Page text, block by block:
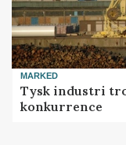
MARKED
Tysk industri
konkurrence